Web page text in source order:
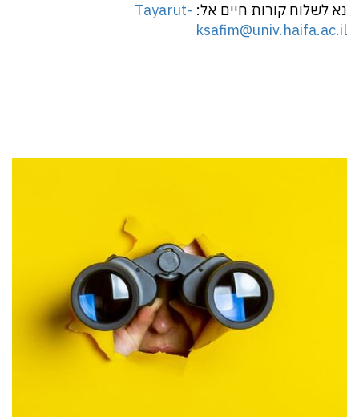
נא לשלוח קורות חיים אל: Tayarut-
ksafim@univ.haifa.ac.il